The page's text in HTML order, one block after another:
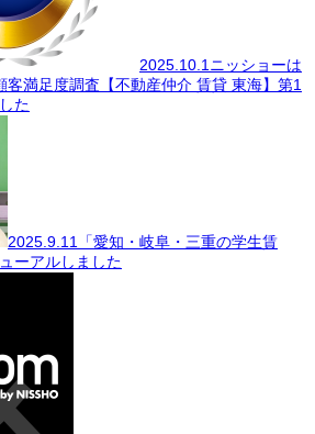
2025.10.1 ニッショーは
客満足度調査【不動産仲介 賃貸 東海】第1
た
2025.9.11
「愛知・岐阜・三重の学生賃
ーアルしました